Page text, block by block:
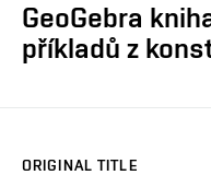
GeoGebra
příkladů z
ORIGINAL TITLE